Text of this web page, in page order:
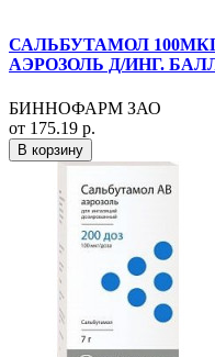
САЛЬБУТАМОЛ
АЭРОЗОЛЬ Д/ИНГ.
БИННОФАРМ ЗАО
от 175.19 р.
В корзину